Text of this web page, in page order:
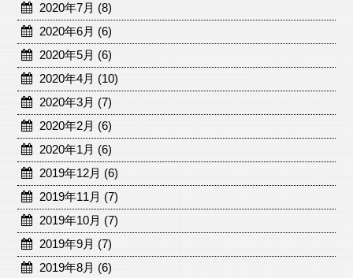
2020年7月 (8)
2020年6月 (6)
2020年5月 (6)
2020年4月 (10)
2020年3月 (7)
2020年2月 (6)
2020年1月 (6)
2019年12月 (6)
2019年11月 (7)
2019年10月 (7)
2019年9月 (7)
2019年8月 (6)